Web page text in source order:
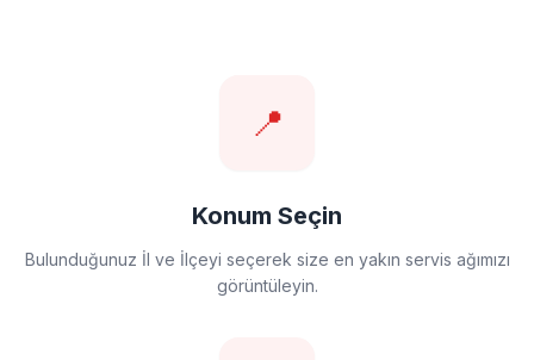
📍
Konum Seçin
Bulunduğunuz İl ve İlçeyi seçerek size en yakın servis ağımızı
görüntüleyin.